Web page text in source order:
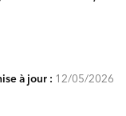
à jour : 12/05/2026